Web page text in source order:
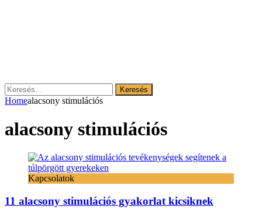
Keresés:
Homealacsony stimulációs
alacsony stimulációs
Kapcsolatok
11 alacsony stimulációs gyakorlat kicsiknek